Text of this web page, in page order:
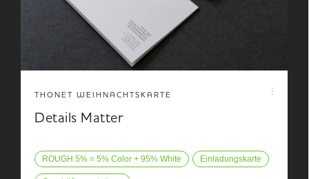
THONET WEIHNACHTSKARTE
Details Matter
ROUGH 5% = 5% Color + 95% White Einladungskarte